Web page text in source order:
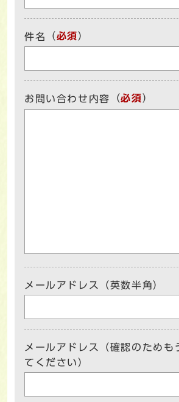
件名 （必須）
お問い合わせ内容 （必須）
メールアドレス（英数半角）
メールアドレス（確認のためも
てください）